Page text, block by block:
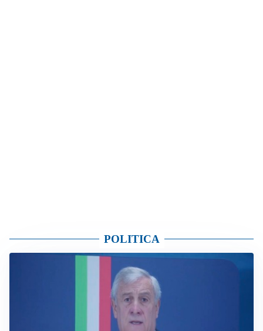
POLITICA